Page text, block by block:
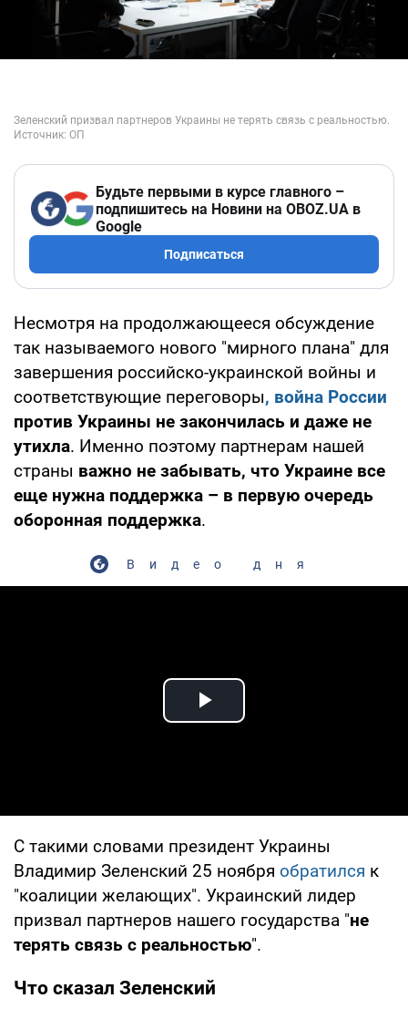
Будьте первыми в курсе главного –
подпишитесь на Новини на OBOZ.UA в
Google
Подписаться
Несмотря на продолжающееся обсуждение
так называемого нового "мирного плана" для
завершения российско-украинской войны и
соответствующие переговоры, война России
против Украины не закончилась и даже не
утихла. Именно поэтому партнерам нашей
страны важно не забывать, что Украине все
еще нужна поддержка – в первую очередь
оборонная поддержка.
Видео дня
Play Video
С такими словами президент Украины
Владимир Зеленский 25 ноября обратился к
"коалиции желающих". Украинский лидер
призвал партнеров нашего государства "не
терять связь с реальностью".
Что сказал Зеленский